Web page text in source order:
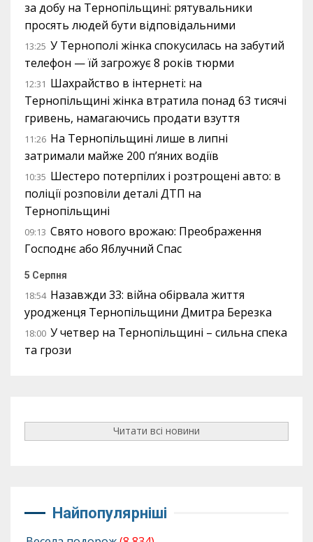
за добу на Тернопільщині: рятувальники
просять людей бути відповідальними
13:25 У Тернополі жінка спокусилась на забутий
телефон — їй загрожує 8 років тюрми
12:31 Шахрайство в інтернеті: на
Тернопільщині жінка втратила понад 63 тисячі
гривень, намагаючись продати взуття
11:26 На Тернопільщині лише в липні
затримали майже 200 п’яних водіїв
10:35 Шестеро потерпілих і розтрощені авто: в
поліції розповіли деталі ДТП на
Тернопільщині
09:13 Свято нового врожаю: Преображення
Господнє або Яблучний Спас
5 Серпня
18:54 Назавжди 33: війна обірвала життя
уродженця Тернопільщини Дмитра Березка
18:00 У четвер на Тернопільщині – сильна спека
та грози
Читати всі новини
Найпопулярніші